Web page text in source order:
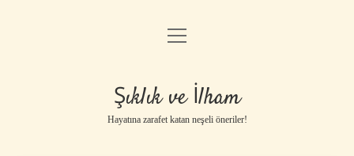
Anasayfa
Gizlilik Politikası
Yasal Uyarı
menüyü
Şıklık ve İlham
Hayatına zarafet katan neşeli öneriler!